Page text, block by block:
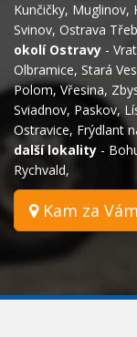
Kunčičky, Muglinov,
Svinov, Ostrava
okolí Ostravy -
Olbramice, Stará
Polom,Vřesina,
Sviadnov, Paskov,
Ostravice, Frýdlant
další lokality -
Rychvald,
Kam za